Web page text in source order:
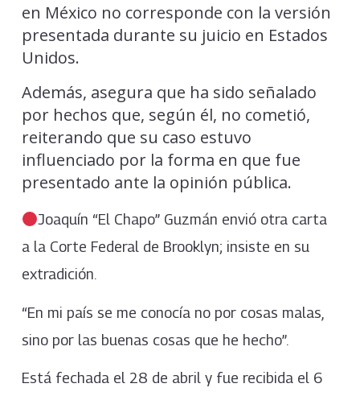
en México no corresponde con la versión
presentada durante su juicio en Estados
Unidos.
Además, asegura que ha sido señalado
por hechos que, según él, no cometió,
reiterando que su caso estuvo
influenciado por la forma en que fue
presentado ante la opinión pública.
Joaquín “El Chapo” Guzmán envió otra carta
a la Corte Federal de Brooklyn; insiste en su
extradición.
“En mi país se me conocía no por cosas malas,
sino por las buenas cosas que he hecho”.
Está fechada el 28 de abril y fue recibida el 6